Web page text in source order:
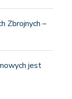
Zbrojnych –
jest